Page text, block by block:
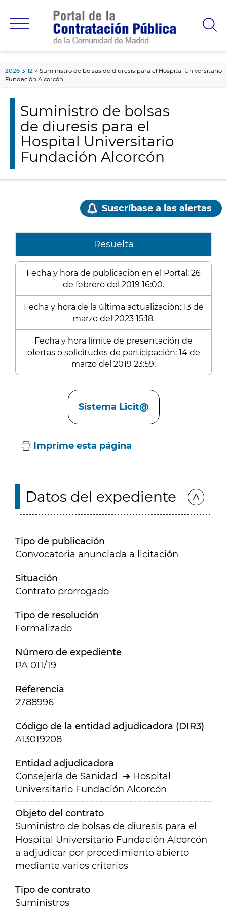
principal
2026-3-12
Suministro de bolsas de diuresis para el Hospital Universitario
Fundación Alcorcón
Suministro de bolsas
de diuresis para el
Hospital Universitario
Fundación Alcorcón
Suscríbase a las alertas
Resuelta
Fecha y hora de publicación en el Portal: 26
de febrero del 2019 16:00.
Fecha y hora de la última actualización: 13 de
marzo del 2023 15:18.
Fecha y hora límite de presentación de
ofertas o solicitudes de participación: 14 de
marzo del 2019 23:59.
Sistema Licit@
Imprime esta página
Datos del expediente
Tipo de publicación
Convocatoria anunciada a licitación
Situación
Contrato prorrogado
Tipo de resolución
Formalizado
Número de expediente
PA 011/19
Referencia
2788996
Código de la entidad adjudicadora (DIR3)
A13019208
Entidad adjudicadora
Consejería de Sanidad
Hospital
Universitario Fundación Alcorcón
Objeto del contrato
Suministro de bolsas de diuresis para el
Hospital Universitario Fundación Alcorcón
a adjudicar por procedimiento abierto
mediante varios criterios
Tipo de contrato
Suministros